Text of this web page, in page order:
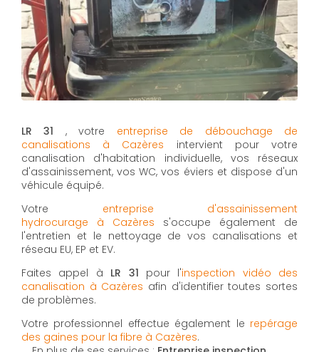
LR 31 , votre entreprise de débouchage de
canalisations à Cazères intervient pour votre
canalisation d'habitation individuelle, vos réseaux
d'assainissement, vos WC, vos éviers et dispose d'un
véhicule équipé.
Votre entreprise d'assainissement
hydrocurage à Cazères s'occupe également de
l'entretien et le nettoyage de vos canalisations et
réseau EU, EP et EV.
Faites appel à LR 31 pour l'inspection vidéo des
canalisation à Cazères afin d'identifier toutes sortes
de problèmes.
Votre professionnel effectue également le repérage
des gaines pour la fibre à Cazères.